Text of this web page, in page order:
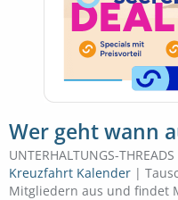
Wer geht wann
UNTERHALTUNGS-
Kreuzfahrt Kalender |
Mitgliedern aus und findet